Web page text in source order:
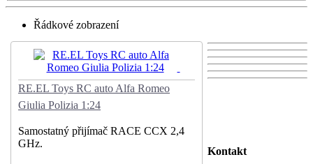
Řádkové zobrazení
RE.EL Toys RC auto Alfa Romeo
Giulia Polizia 1:24
Samostatný přijímač RACE CCX 2,4
GHz.
Kontakt